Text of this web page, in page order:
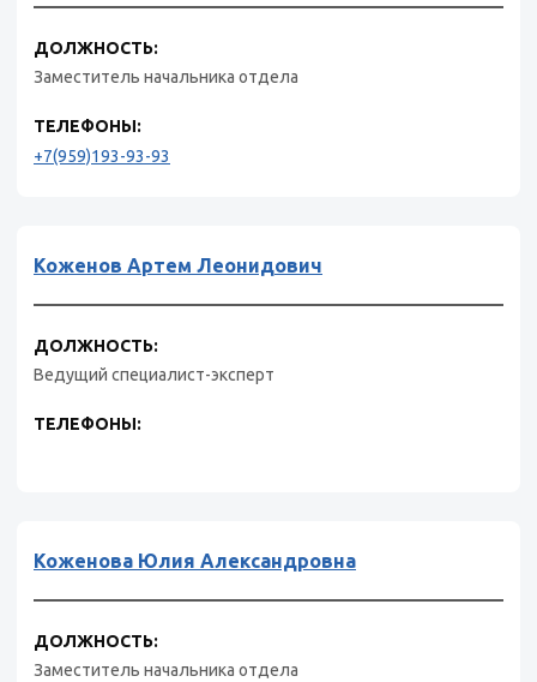
ДОЛЖНОСТЬ:
Заместитель начальника отдела
ТЕЛЕФОНЫ:
+7(959)193-93-93
Коженов Артем Леонидович
ДОЛЖНОСТЬ:
Ведущий специалист-эксперт
ТЕЛЕФОНЫ:
Коженова Юлия Александровна
ДОЛЖНОСТЬ:
Заместитель начальника отдела